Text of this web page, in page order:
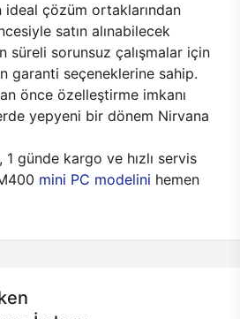
ideal çözüm ortaklarından
satın alınabilecek
süreli sorunsuz çalışmalar için
garanti seçeneklerine sahip.
önce özelleştirme imkanı
yepyeni bir dönem Nirvana
günde kargo ve hızlı servis
mini PC modelini hemen